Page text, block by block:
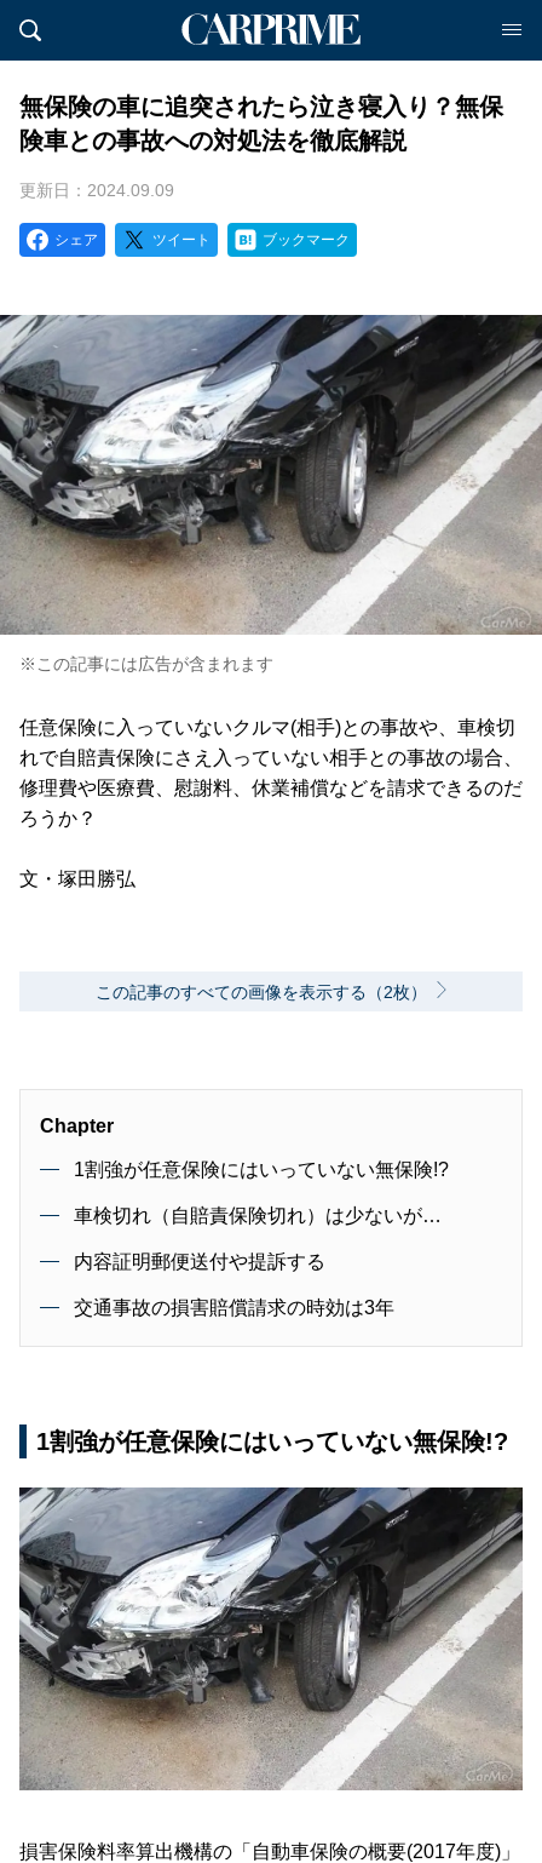
無保険の車に追突されたら泣き寝入り？無保
険車との事故への対処法を徹底解説
更新日：2024.09.09
シェア ツイート ブックマーク
※この記事には広告が含まれます
任意保険に入っていないクルマ(相手)との事故や、車検切
れで自賠責保険にさえ入っていない相手との事故の場合、
修理費や医療費、慰謝料、休業補償などを請求できるのだ
ろうか？
文・塚田勝弘
この記事のすべての画像を表示する（2枚）
Chapter
1割強が任意保険にはいっていない無保険!?
車検切れ（自賠責保険切れ）は少ないが…
内容証明郵便送付や提訴する
交通事故の損害賠償請求の時効は3年
1割強が任意保険にはいっていない無保険!?
損害保険料率算出機構の「自動車保険の概要(2017年度)」